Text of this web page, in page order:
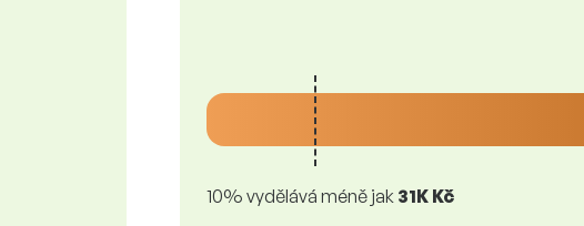
10% vydělává méně jak 31K Kč